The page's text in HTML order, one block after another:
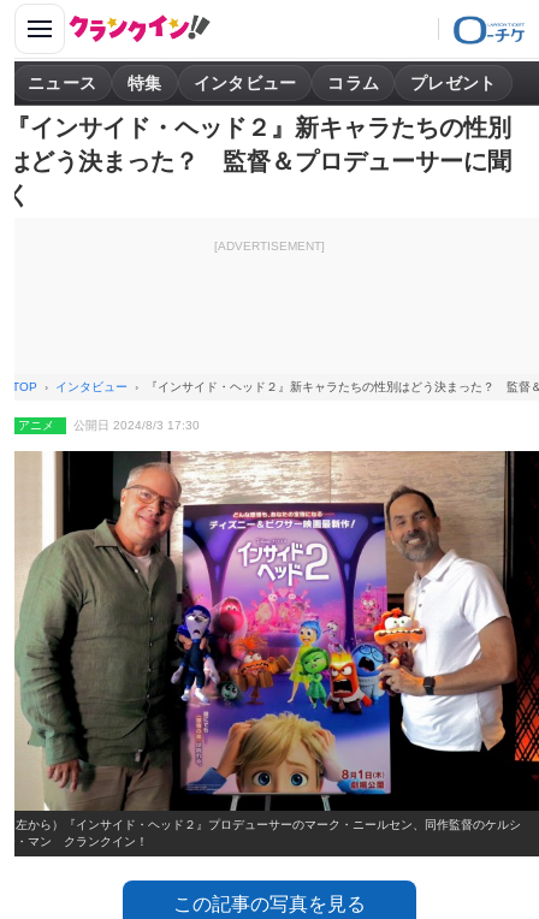
ニュース 特集 インタビュー コラム プレゼント
『インサイド・ヘッド２』新キャラたちの性別
はどう決まった？ 監督＆プロデューサーに聞
く
[ADVERTISEMENT]
TOP インタビュー 『インサイド・ヘッド２』新キャラたちの性別はどう決まった？ 監督
アニメ 公開日 2024/8/3 17:30
（左から）『インサイド・ヘッド２』プロデューサーのマーク・ニールセン、同作監督のケルシ
ー・マン クランクイン！
この記事の写真を見る